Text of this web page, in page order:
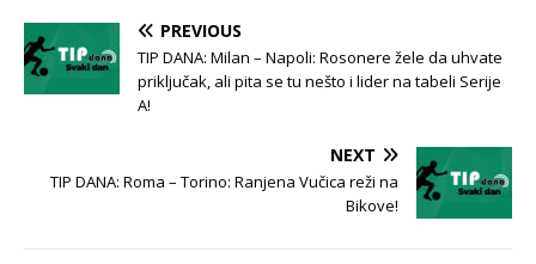
PREVIOUS
TIP DANA: Milan – Napoli: Rosonere žele da uhvate
priključak, ali pita se tu nešto i lider na tabeli Serije
A!
NEXT
TIP DANA: Roma – Torino: Ranjena Vučica reži na
Bikove!